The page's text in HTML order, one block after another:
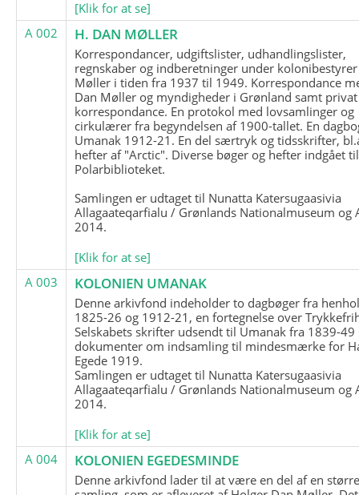
[Klik for at se]
A 002
H. DAN MØLLER
Korrespondancer, udgiftslister, udhandlingslister,
regnskaber og indberetninger under
Møller i tiden fra 1937 til 1949. Korrespondance
Dan Møller og myndigheder i Grønland samt privat
korrespondance. En protokol med lovsamlinger og
cirkulærer fra begyndelsen af 1900-tallet. En
Umanak 1912-21. En del særtryk og tidsskrifter,
hefter af "Arctic". Diverse bøger og hefter indgået til
Polarbiblioteket.
Samlingen er udtaget til Nunatta Katersugaasivia
Allagaateqarfialu / Grønlands Nationalmuseum og
2014.
[Klik for at se]
A 003
KOLONIEN UMANAK
Denne arkivfond indeholder to dagbøger fra
1825-26 og 1912-21, en fortegnelse over
Selskabets skrifter udsendt til Umanak fra 1839-49
dokumenter om indsamling til mindesmærke for
Egede 1919.
Samlingen er udtaget til Nunatta Katersugaasivia
Allagaateqarfialu / Grønlands Nationalmuseum og
2014.
[Klik for at se]
A 004
KOLONIEN EGEDESMINDE
Denne arkivfond lader til at være en del af en